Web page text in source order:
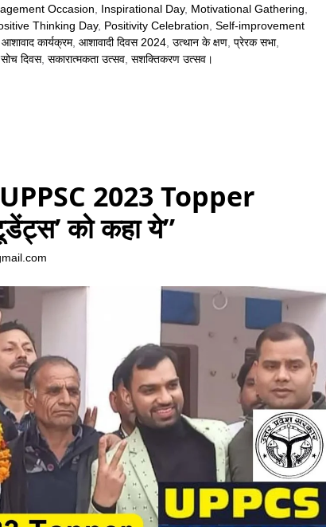
Occasion Inspirational Day, Motivational Gathering
Thinking Day, Positivity Celebration Self-improvement
आशावाद कार्यक्रम, आशावादी दिवस 2024 उत्थान के क्षण प्रेरक सभा,
दिवस, सकारात्मकता उत्सव सशक्तिकरण उत्सव।
2023 Topper
को कहा ये”